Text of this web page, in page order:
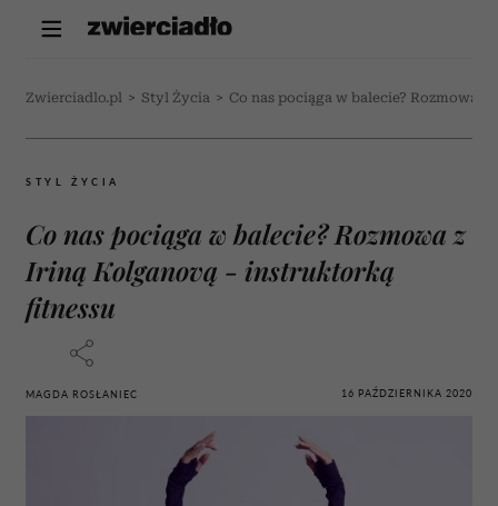
Zwierciadlo.pl > Styl Życia > Co nas pociąga w balecie? Rozmowa
STYL ŻYCIA
Co nas pociąga w balecie? Rozmowa z
Iriną Kolganovą - instruktorką
fitnessu
MAGDA ROSŁANIEC 16 PAŹDZIERNIKA 2020